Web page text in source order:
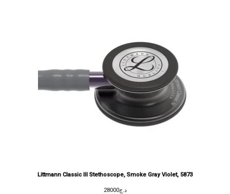
Littmann Classic III Stethoscope, Smoke Gray Violet, 5873
د.ج28000